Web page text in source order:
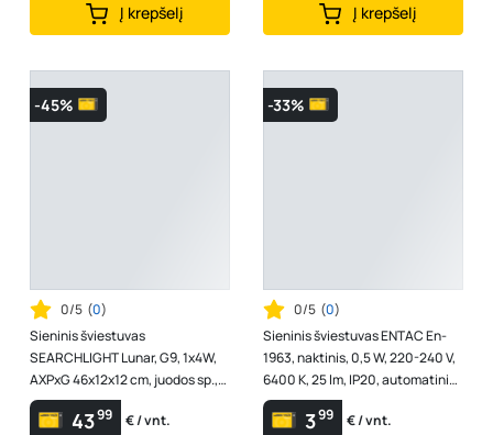
Į krepšelį Į krepšelį
-45%
0/5 (0)
Sieninis šviestuvas
SEARCHLIGHT Lunar, G9, 1x4W,
AXPxG 46x12x12 cm, juodos sp.,
61220BK
4399 € / vnt.
-33%
0/5 (0)
Sieninis šviestuvas ENTAC En-
1963, naktinis, 0,5 W, 220-240 V,
6400 K, 25 lm, IP20, automatinis
įsijungimas temstant, ba...
399 € / vnt.